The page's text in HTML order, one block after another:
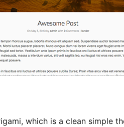
which is a clean simple